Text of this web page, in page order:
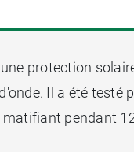
protection
Il a été testé
pendant